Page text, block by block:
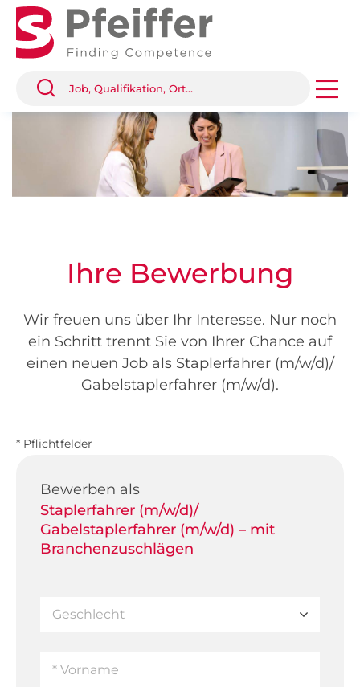
Ihre Bewerbung
Wir freuen uns über Ihr Interesse. Nur noch
ein Schritt trennt Sie von Ihrer Chance auf
einen neuen Job als Staplerfahrer (m/w/d)/
Gabelstaplerfahrer (m/w/d).
* Pflichtfelder
Bewerben als
Staplerfahrer (m/w/d)/
Gabelstaplerfahrer (m/w/d) – mit
Branchenzuschlägen